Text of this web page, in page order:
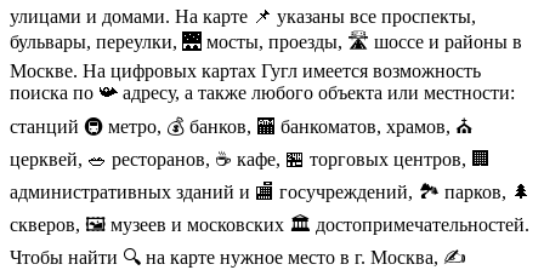
улицами и домами. На карте 📌 указаны все проспекты,
бульвары, переулки, 🌉 мосты, проезды, 🛣️ шоссе и районы в
Москве. На цифровых картах Гугл имеется возможность
поиска по 📯 адресу, а также любого объекта или местности:
станций 🚇 метро, 💰 банков, 🏧 банкоматов, храмов, ⛪
церквей, 🥗 ресторанов, ☕ кафе, 🏪 торговых центров, 🏢
административных зданий и 🏬 госучреждений, 🏞️ парков, 🌲
скверов, 🖼️ музеев и московских 🏛️ достопримечательностей.
Чтобы найти 🔍 на карте нужное место в г. Москва, ✍️